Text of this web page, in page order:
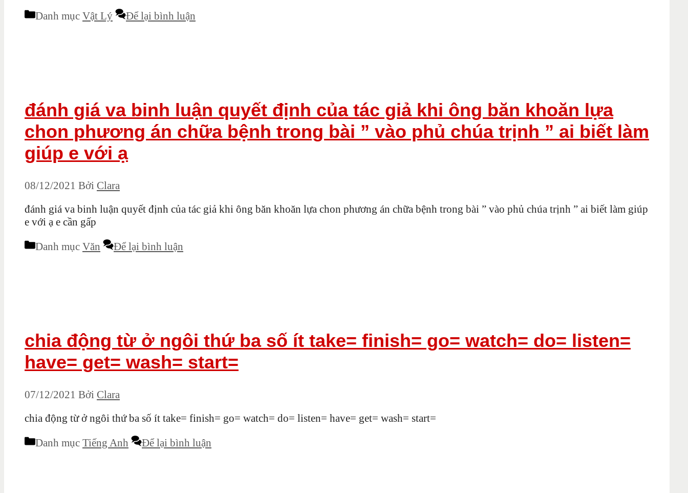
Danh mục Vật Lý Để lại bình luận
đánh giá va binh luận quyết định của tác giả khi ông băn khoăn lựa
chon phương án chữa bệnh trong bài ” vào phủ chúa trịnh ” ai biết làm
giúp e với ạ
08/12/2021 Bởi Clara
đánh giá va binh luận quyết định của tác giả khi ông băn khoăn lựa chon phương án chữa bệnh trong bài ” vào phủ chúa trịnh ” ai biết làm giúp
e với ạ e cần gấp
Danh mục Văn Để lại bình luận
chia động từ ở ngôi thứ ba số ít take= finish= go= watch= do= listen=
have= get= wash= start=
07/12/2021 Bởi Clara
chia động từ ở ngôi thứ ba số ít take= finish= go= watch= do= listen= have= get= wash= start=
Danh mục Tiếng Anh Để lại bình luận